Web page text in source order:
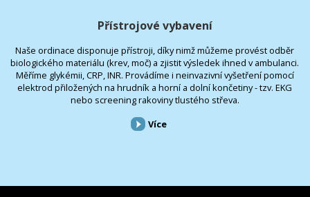
Přístrojové vybavení
Naše ordinace disponuje přístroji, díky nimž můžeme provést odběr
biologického materiálu (krev, moč) a zjistit výsledek ihned v ambulanci.
Měříme glykémii, CRP, INR. Provádíme i neinvazivní vyšetření pomocí
elektrod přiložených na hrudník a horní a dolní končetiny - tzv. EKG
nebo screening rakoviny tlustého střeva.
Více